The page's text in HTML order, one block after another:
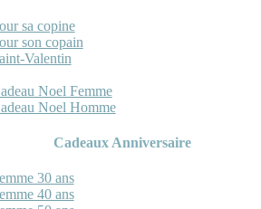
sa copine
son copain
Valentin
Noel Femme
Noel Homme
Cadeaux Anniversaire
30 ans
40 ans